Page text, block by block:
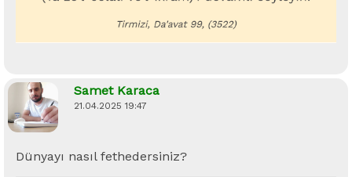
Samet Karaca
21.04.2025 19:47
Dünyayı nasıl fethedersiniz?